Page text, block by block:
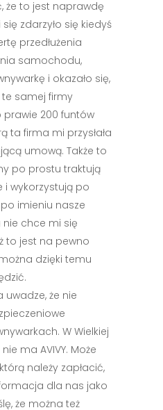
że to jest naprawdę
zdarzyło się kiedyś
przedłużenia
samochodu,
i okazało się,
te samej firmy
200 funtów
ta firma mi przysłała
umową. Także to
po prostu traktują
i wykorzystują po
imieniu nasze
nie chce mi się
to jest na pewno
dzięki temu
uwadze, że nie
W Wielkiej
ma AVIVY. Może
należy zapłacić,
dla nas jako
że można też